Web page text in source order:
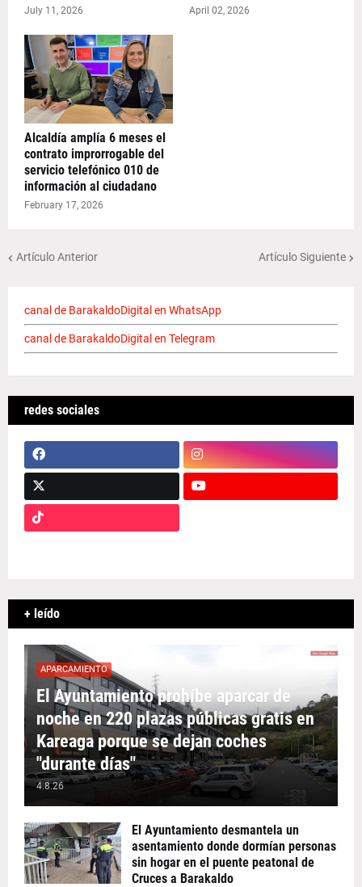
July 11, 2026 April 02, 2026
Alcaldía amplía 6 meses el
contrato improrrogable del
servicio telefónico 010 de
información al ciudadano
February 17, 2026
Artículo Anterior Artículo Siguiente
canal de BarakaldoDigital en WhatsApp
canal de BarakaldoDigital en Telegram
redes sociales
+ leído
APARCAMIENTO
El Ayuntamiento prohíbe aparcar de
noche en 220 plazas públicas gratis en
Kareaga porque se dejan coches
"durante días"
4.8.26
El Ayuntamiento desmantela un
asentamiento donde dormían personas
sin hogar en el puente peatonal de
Cruces a Barakaldo